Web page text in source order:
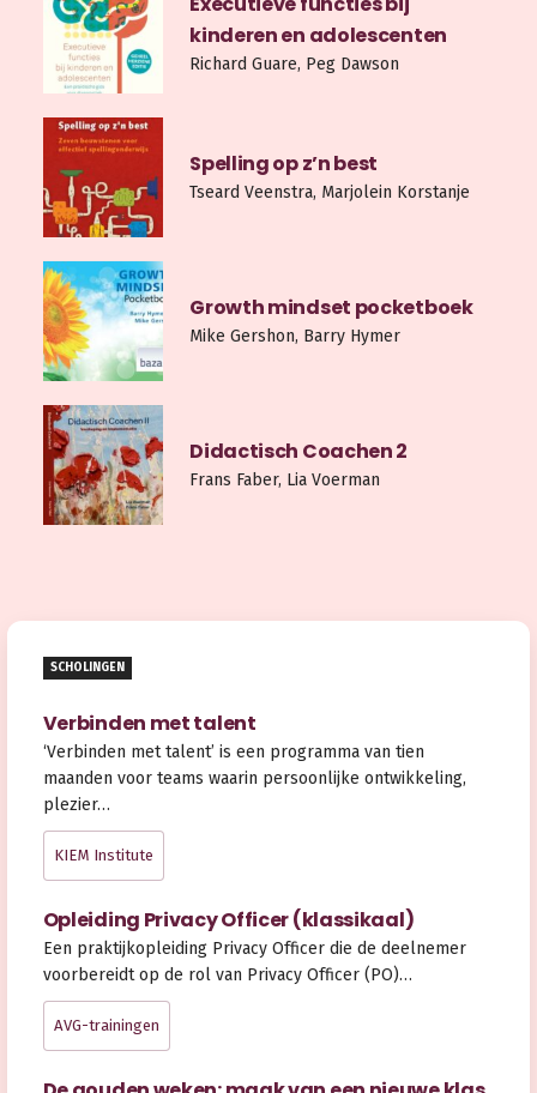
kinderen en adolescenten
Richard Guare, Peg Dawson
Spelling op z’n best
Tseard Veenstra, Marjolein Korstanje
Growth mindset pocketboek
Mike Gershon, Barry Hymer
Didactisch Coachen 2
Frans Faber, Lia Voerman
SCHOLINGEN
Verbinden met talent
‘Verbinden met talent’ is een programma van tien
maanden voor teams waarin persoonlijke ontwikkeling,
plezier…
KIEM Institute
Opleiding Privacy Officer (klassikaal)
Een praktijkopleiding Privacy Officer die de deelnemer
voorbereidt op de rol van Privacy Officer (PO)…
AVG-trainingen